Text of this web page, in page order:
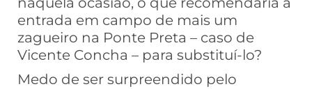
entrada em campo de mais um
zagueiro na Ponte Preta – caso de
Vicente Concha – para substituí-lo?
Medo de ser surpreendido pelo